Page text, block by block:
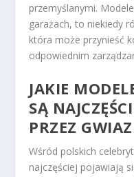
przemyślanymi.
garażach, to niekiedy
która może przynieść
odpowiednim
JAKIE
SĄ
PRZEZ
Wśród polskich
najczęściej pojawiają